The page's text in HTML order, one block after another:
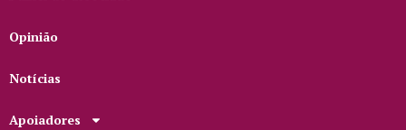
Opinião
Notícias
Apoiadores